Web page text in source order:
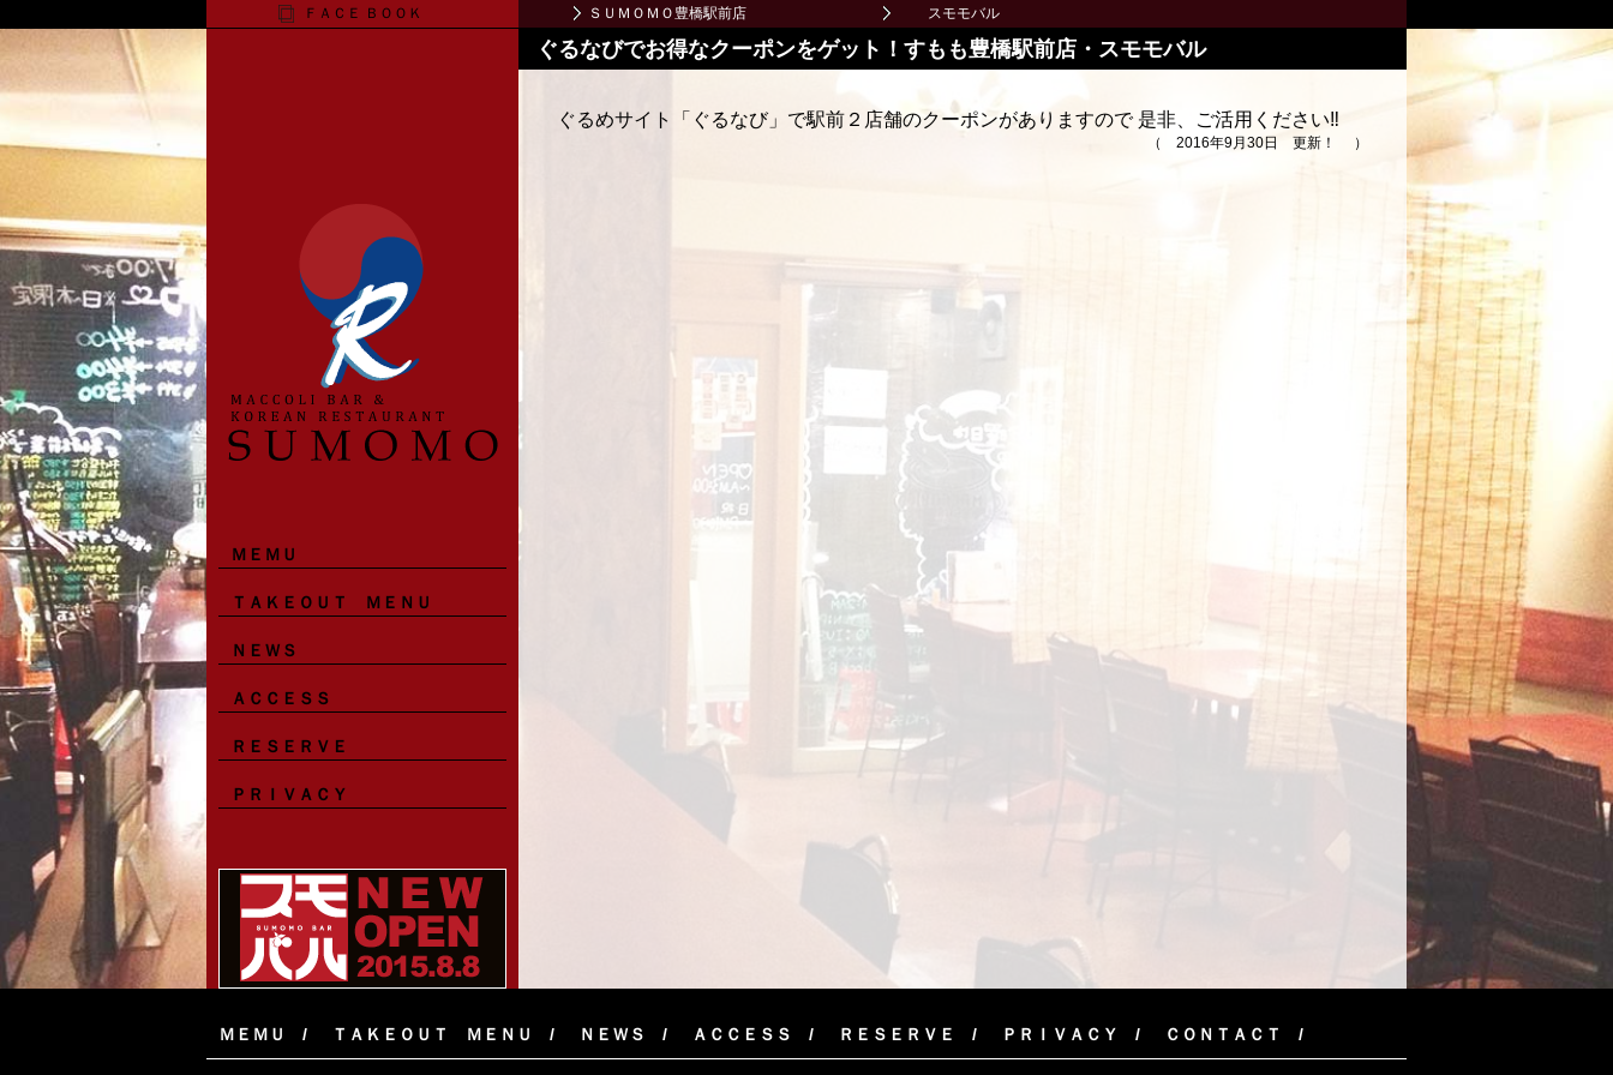
ＦＡＣＥ ＢＯＯＫ ＳＵＭＯＭＯ豊橋駅前店 スモモバル
ＭＥＭＵ
ＴＡＫＥＯＵＴ ＭＥＮＵ
ＮＥＷＳ
ＡＣＣＥＳＳ
ＲＥＳＥＲＶＥ
ＰＲＩＶＡＣＹ
ぐるなびでお得なクーポンをゲット！すもも豊橋駅前店・スモモバル
ぐるめサイト「ぐるなび」で駅前２店舗のクーポンがありますので 是非、ご活用ください‼
（ 2016年9月30日 更新！ ）
ＭＥＭＵ ＴＡＫＥＯＵＴ ＭＥＮＵ ＮＥＷＳ ＡＣＣＥＳＳ ＲＥＳＥＲＶＥ ＰＲＩＶＡＣＹ ＣＯＮＴＡＣＴ